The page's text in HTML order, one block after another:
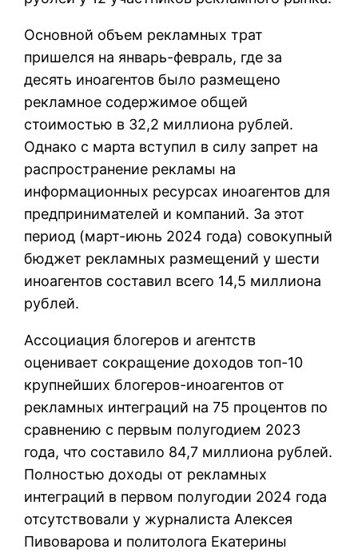
Основной объем рекламных трат
пришелся на январь-февраль, где за
десять иноагентов было размещено
рекламное содержимое общей
стоимостью в 32,2 миллиона рублей.
Однако с марта вступил в силу запрет на
распространение рекламы на
информационных ресурсах иноагентов для
предпринимателей и компаний. За этот
период (март-июнь 2024 года) совокупный
бюджет рекламных размещений у шести
иноагентов составил всего 14,5 миллиона
рублей.
Ассоциация блогеров и агентств
оценивает сокращение доходов топ-10
крупнейших блогеров-иноагентов от
рекламных интеграций на 75 процентов по
сравнению с первым полугодием 2023
года, что составило 84,7 миллиона рублей.
Полностью доходы от рекламных
интеграций в первом полугодии 2024 года
отсутствовали у журналиста Алексея
Пивоварова и политолога Екатерины